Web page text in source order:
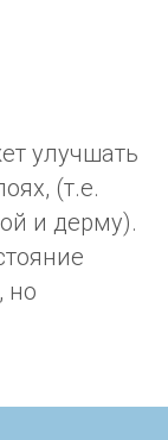
улучшать
(т.е.
и дерму).
но